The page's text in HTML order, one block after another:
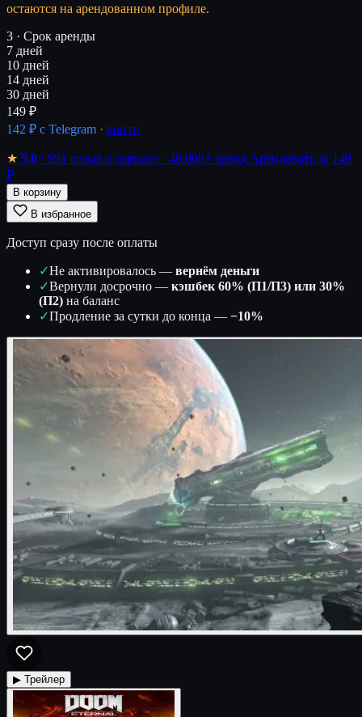
остаются на арендованном профиле.
3 · Срок аренды
7 дней
10 дней
14 дней
30 дней
149 ₽
142 ₽ с Telegram · войти
★ 5.0 · 991 отзыв о сервисе · 48 000+ аренд Арендовать за 149
₽
В корзину
В избранное
Доступ сразу после оплаты
✓Не активировалось — вернём деньги
✓Вернули досрочно — кэшбек 60% (П1/П3) или 30%
(П2) на баланс
✓Продление за сутки до конца — −10%
▶ Трейлер